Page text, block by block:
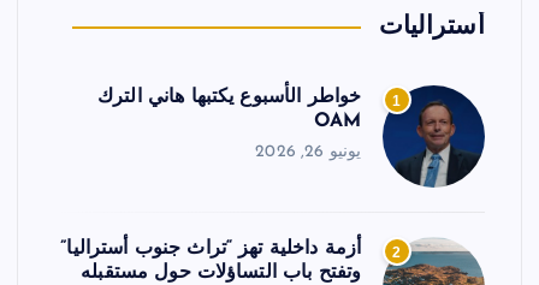
أستراليات
1
خواطر الأسبوع يكتبها هاني الترك
OAM
يونيو 26, 2026
2
أزمة داخلية تهز “تراث جنوب أستراليا”
وتفتح باب التساؤلات حول مستقبله